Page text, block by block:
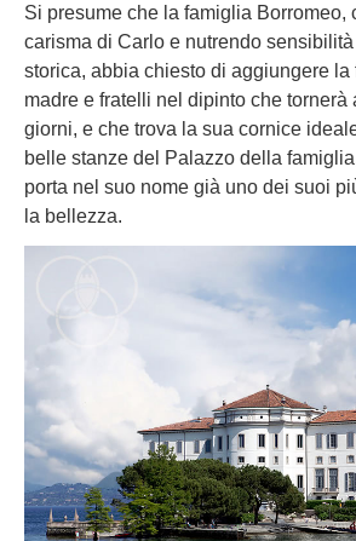
Si presume che la famiglia Borromeo,
carisma di Carlo e nutrendo
storica, abbia chiesto di aggiungere la
madre e fratelli nel dipinto che tornerà
giorni, e che trova la sua cornice
belle stanze del Palazzo della
porta nel suo nome già uno dei suoi
la bellezza.